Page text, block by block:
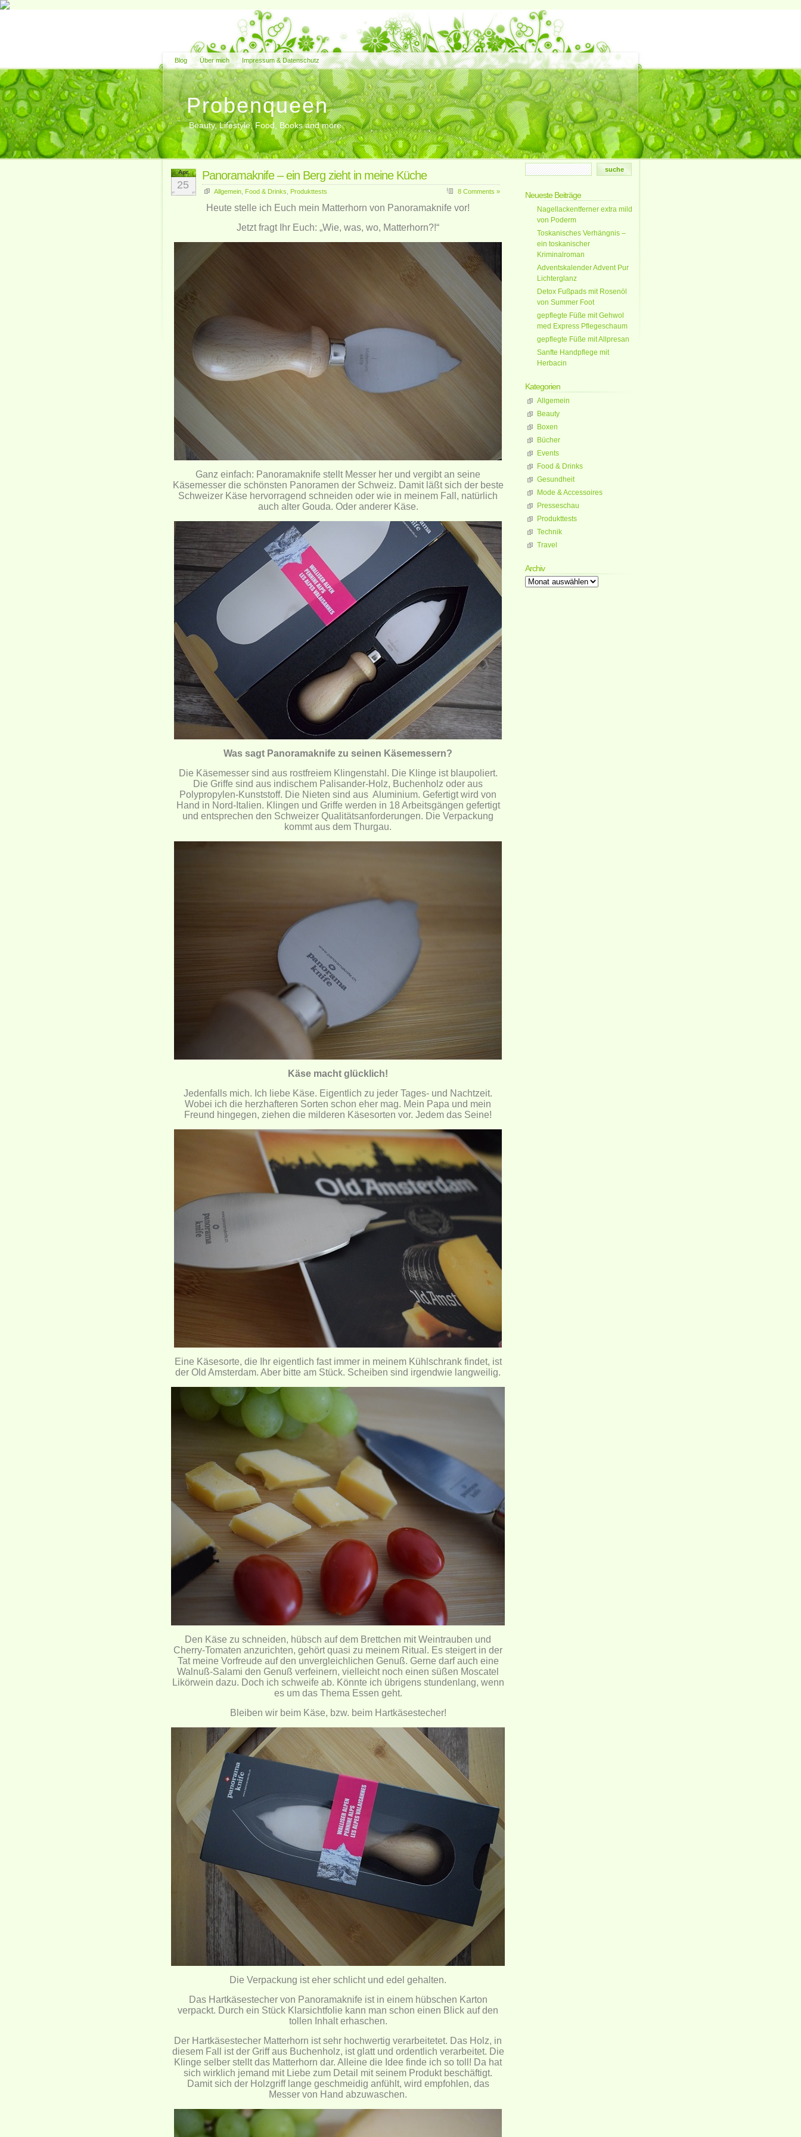
Blog Über mich Impressum & Datenschutz
Probenqueen
Beauty, Lifestyle, Food, Books and more
Apr.
25
Panoramaknife – ein Berg zieht in meine Küche
Allgemein Food & Drinks Produkttests 8 Comments »
Heute stelle ich Euch mein Matterhorn von Panoramaknife vor!
Jetzt fragt Ihr Euch: „Wie, was, wo, Matterhorn?!“
Ganz einfach: Panoramaknife stellt Messer her und vergibt an seine
Käsemesser die schönsten Panoramen der Schweiz. Damit läßt sich der beste
Schweizer Käse hervorragend schneiden oder wie in meinem Fall, natürlich
auch alter Gouda. Oder anderer Käse.
Was sagt Panoramaknife zu seinen Käsemessern?
Die Käsemesser sind aus rostfreiem Klingenstahl. Die Klinge ist blaupoliert.
Die Griffe sind aus indischem Palisander-Holz, Buchenholz oder aus
Polypropylen-Kunststoff. Die Nieten sind aus Aluminium. Gefertigt wird von
Hand in Nord-Italien. Klingen und Griffe werden in 18 Arbeitsgängen gefertigt
und entsprechen den Schweizer Qualitätsanforderungen. Die Verpackung
kommt aus dem Thurgau.
Käse macht glücklich!
Jedenfalls mich. Ich liebe Käse. Eigentlich zu jeder Tages- und Nachtzeit.
Wobei ich die herzhafteren Sorten schon eher mag. Mein Papa und mein
Freund hingegen, ziehen die milderen Käsesorten vor. Jedem das Seine!
Eine Käsesorte, die Ihr eigentlich fast immer in meinem Kühlschrank findet, ist
der Old Amsterdam. Aber bitte am Stück. Scheiben sind irgendwie langweilig.
Den Käse zu schneiden, hübsch auf dem Brettchen mit Weintrauben und
Cherry-Tomaten anzurichten, gehört quasi zu meinem Ritual. Es steigert in der
Tat meine Vorfreude auf den unvergleichlichen Genuß. Gerne darf auch eine
Walnuß-Salami den Genuß verfeinern, vielleicht noch einen süßen Moscatel
Likörwein dazu. Doch ich schweife ab. Könnte ich übrigens stundenlang, wenn
es um das Thema Essen geht.
Bleiben wir beim Käse, bzw. beim Hartkäsestecher!
Die Verpackung ist eher schlicht und edel gehalten.
Das Hartkäsestecher von Panoramaknife ist in einem hübschen Karton
verpackt. Durch ein Stück Klarsichtfolie kann man schon einen Blick auf den
tollen Inhalt erhaschen.
Der Hartkäsestecher Matterhorn ist sehr hochwertig verarbeitetet. Das Holz, in
diesem Fall ist der Griff aus Buchenholz, ist glatt und ordentlich verarbeitet. Die
Klinge selber stellt das Matterhorn dar. Alleine die Idee finde ich so toll! Da hat
sich wirklich jemand mit Liebe zum Detail mit seinem Produkt beschäftigt.
Damit sich der Holzgriff lange geschmeidig anfühlt, wird empfohlen, das
Messer von Hand abzuwaschen.
Neueste Beiträge
Nagellackentferner extra mild
von Poderm
Toskanisches Verhängnis –
ein toskanischer
Kriminalroman
Adventskalender Advent Pur
Lichterglanz
Detox Fußpads mit Rosenöl
von Summer Foot
gepflegte Füße mit Gehwol
med Express Pflegeschaum
gepflegte Füße mit Allpresan
Sanfte Handpflege mit
Herbacin
Kategorien
Allgemein
Beauty
Boxen
Bücher
Events
Food & Drinks
Gesundheit
Mode & Accessoires
Presseschau
Produkttests
Technik
Travel
Archiv
Archiv